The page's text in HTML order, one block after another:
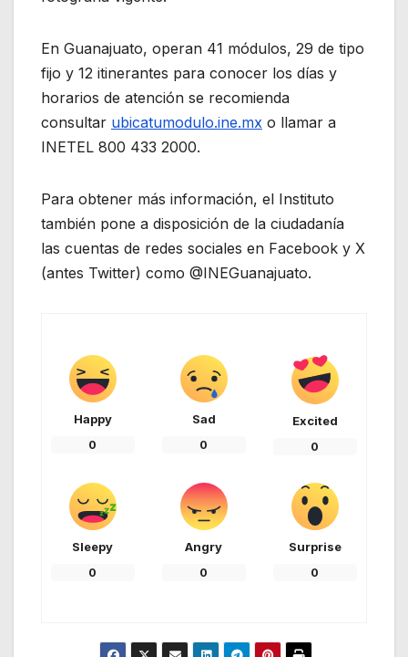
En Guanajuato, operan 41 módulos, 29 de tipo
fijo y 12 itinerantes para conocer los días y
horarios de atención se recomienda
consultar ubicatumodulo.ine.mx o llamar a
INETEL 800 433 2000.
Para obtener más información, el Instituto
también pone a disposición de la ciudadanía
las cuentas de redes sociales en Facebook y X
(antes Twitter) como @INEGuanajuato.
Happy
0
Sad
0
Excited
0
Sleepy
0
Angry
0
Surprise
0